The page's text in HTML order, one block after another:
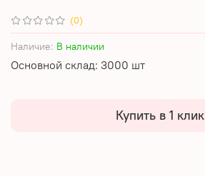
(0)
Наличие: В наличии
Основной склад: 3000 шт
Купить в 1 клик